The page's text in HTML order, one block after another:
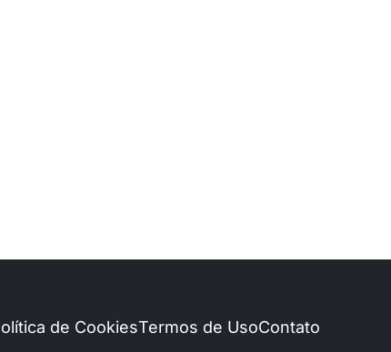
de CookiesTermos de UsoContato